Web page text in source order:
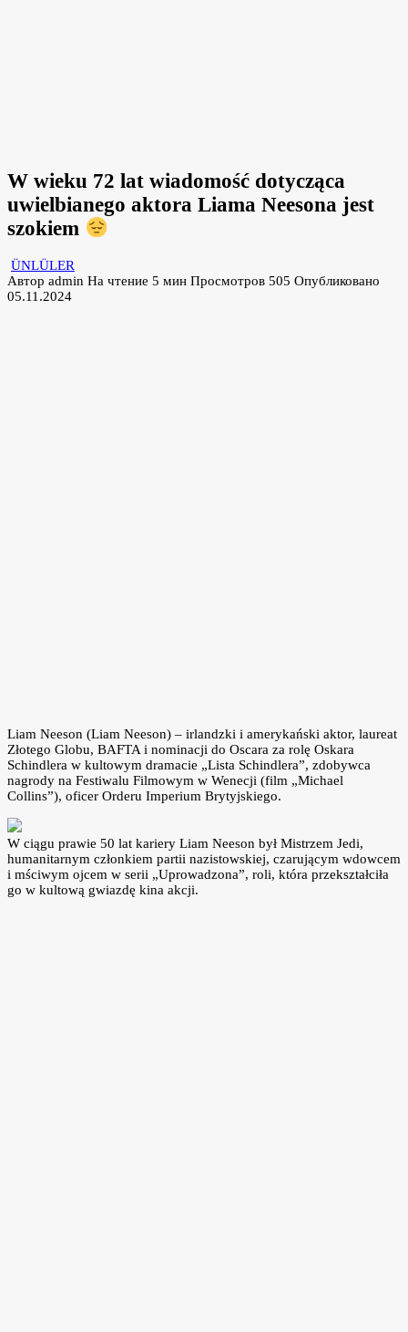
W wieku 72 lat wiadomość dotycząca
uwielbianego aktora Liama Neesona jest
szokiem
ÜNLÜLER
Автор admin На чтение 5 мин Просмотров 505 Опубликовано
05.11.2024
Liam Neeson (Liam Neeson) – irlandzki i amerykański aktor, laureat
Złotego Globu, BAFTA i nominacji do Oscara za rolę Oskara
Schindlera w kultowym dramacie „Lista Schindlera”, zdobywca
nagrody na Festiwalu Filmowym w Wenecji (film „Michael
Collins”), oficer Orderu Imperium Brytyjskiego.
W ciągu prawie 50 lat kariery Liam Neeson był Mistrzem Jedi,
humanitarnym członkiem partii nazistowskiej, czarującym wdowcem
i mściwym ojcem w serii „Uprowadzona”, roli, która przekształciła
go w kultową gwiazdę kina akcji.